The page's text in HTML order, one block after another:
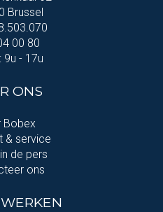
Brussel
00 80
9u - 17u
ONS
Bobex
& service
de pers
ons